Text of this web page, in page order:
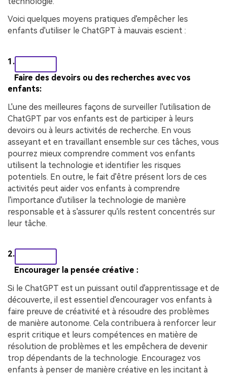
Voici quelques moyens pratiques d'empêcher les
enfants d'utiliser le ChatGPT à mauvais escient :
1.
Faire des devoirs ou des recherches avec vos
enfants:
L'une des meilleures façons de surveiller l'utilisation de
ChatGPT par vos enfants est de participer à leurs
devoirs ou à leurs activités de recherche. En vous
asseyant et en travaillant ensemble sur ces tâches, vous
pourrez mieux comprendre comment vos enfants
utilisent la technologie et identifier les risques
potentiels. En outre, le fait d'être présent lors de ces
activités peut aider vos enfants à comprendre
l'importance d'utiliser la technologie de manière
responsable et à s'assurer qu'ils restent concentrés sur
leur tâche.
2.
Encourager la pensée créative :
Si le ChatGPT est un puissant outil d'apprentissage et de
découverte, il est essentiel d'encourager vos enfants à
faire preuve de créativité et à résoudre des problèmes
de manière autonome. Cela contribuera à renforcer leur
esprit critique et leurs compétences en matière de
résolution de problèmes et les empêchera de devenir
trop dépendants de la technologie. Encouragez vos
enfants à penser de manière créative en les incitant à